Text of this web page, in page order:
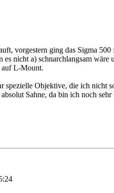
vorgestern ging das Sigma
es nicht a) schnarchlangsam
auf L-Mount.
spezielle Objektive, die ich nicht
Sahne, da bin ich noch